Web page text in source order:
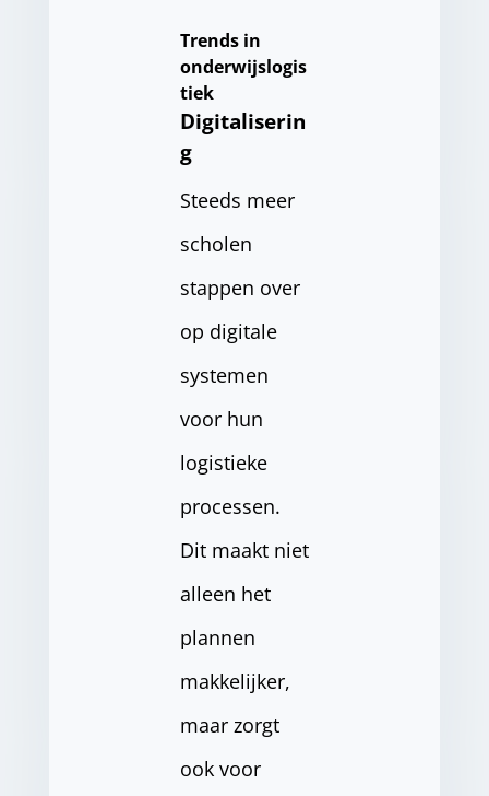
Trends in
onderwijslogis
tiek
Digitaliserin
g
Steeds meer
scholen
stappen over
op digitale
systemen
voor hun
logistieke
processen.
Dit maakt niet
alleen het
plannen
makkelijker,
maar zorgt
ook voor